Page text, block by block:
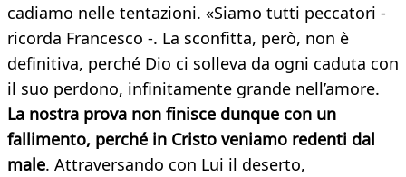
cadiamo nelle tentazioni. «Siamo tutti peccatori -
ricorda Francesco -. La sconfitta, però, non è
definitiva, perché Dio ci solleva da ogni caduta con
il suo perdono, infinitamente grande nell’amore.
La nostra prova non finisce dunque con un
fallimento, perché in Cristo veniamo redenti dal
male. Attraversando con Lui il deserto,